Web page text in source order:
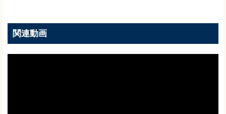
関連動画